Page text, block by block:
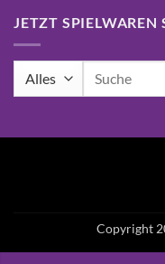
JETZT SPIELWAREN
Copyright